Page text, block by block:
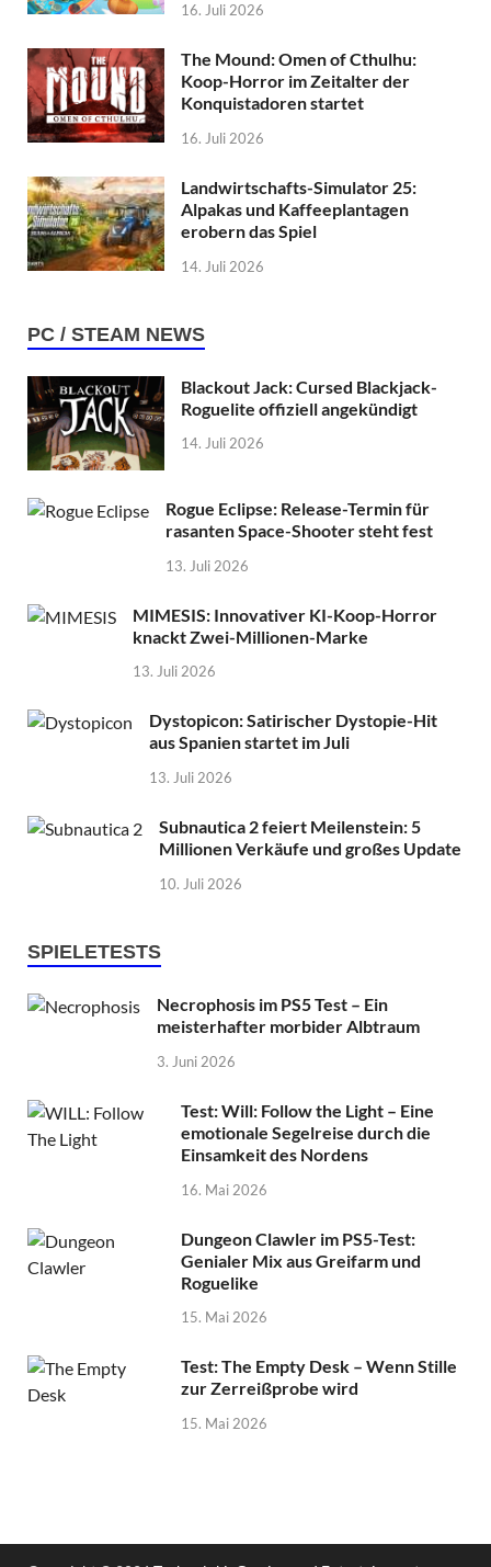
16. Juli 2026
The Mound: Omen of Cthulhu:
Koop-Horror im Zeitalter der
Konquistadoren startet
16. Juli 2026
Landwirtschafts-Simulator 25:
Alpakas und Kaffeeplantagen
erobern das Spiel
14. Juli 2026
PC / STEAM NEWS
Blackout Jack: Cursed Blackjack-
Roguelite offiziell angekündigt
14. Juli 2026
Rogue Eclipse: Release-Termin für
rasanten Space-Shooter steht fest
13. Juli 2026
MIMESIS: Innovativer KI-Koop-Horror
knackt Zwei-Millionen-Marke
13. Juli 2026
Dystopicon: Satirischer Dystopie-Hit
aus Spanien startet im Juli
13. Juli 2026
Subnautica 2 feiert Meilenstein: 5
Millionen Verkäufe und großes Update
10. Juli 2026
SPIELETESTS
Necrophosis im PS5 Test – Ein
meisterhafter morbider Albtraum
3. Juni 2026
Test: Will: Follow the Light – Eine
emotionale Segelreise durch die
Einsamkeit des Nordens
16. Mai 2026
Dungeon Clawler im PS5-Test:
Genialer Mix aus Greifarm und
Roguelike
15. Mai 2026
Test: The Empty Desk – Wenn Stille
zur Zerreißprobe wird
15. Mai 2026